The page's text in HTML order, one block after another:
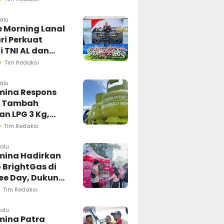
Morning Lanal
Perkuat
TNI AL dan
Wujudkan
Tim Redaksi
Respons
LPG 3 Kg,
Penyaluran di
Tim Redaksi
Hadirkan
BrightGas di
Day, Dukung
Tepat
Tim Redaksi
Patra